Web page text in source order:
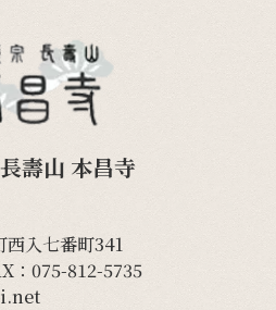
壽山 本昌寺
西入七番町341
：075-812-5735